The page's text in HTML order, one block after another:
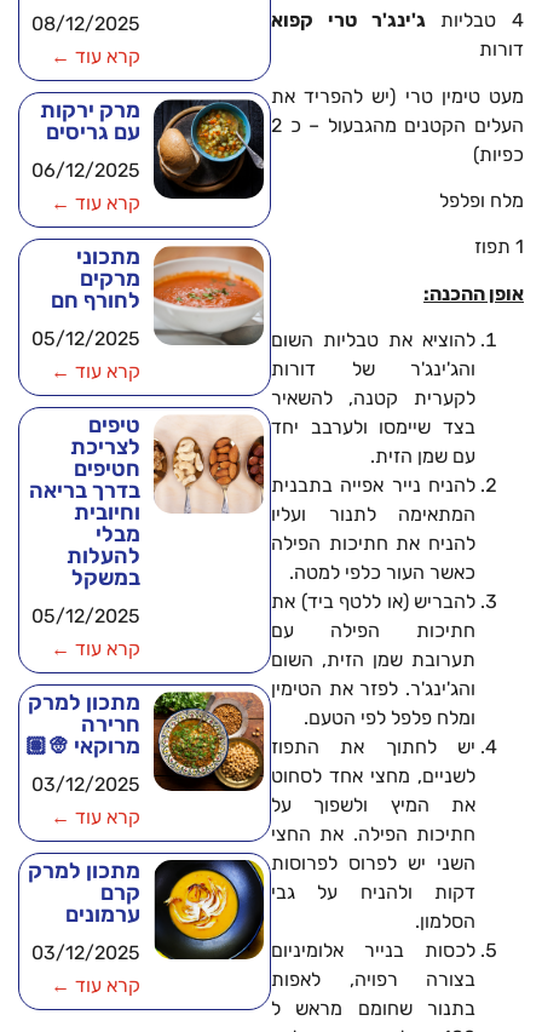
4 טבליות
ג'ינג'ר טרי קפוא
דורות
מעט טימין טרי (יש להפריד את
העלים הקטנים מהגבעול – כ 2
כפיות)
מלח ופלפל
1 תפוז
אופן ההכנה:
להוציא את טבליות השום
והג'ינג'ר של דורות
לקערית קטנה, להשאיר
בצד שיימסו ולערבב יחד
עם שמן הזית.
להניח נייר אפייה בתבנית
המתאימה לתנור ועליו
להניח את חתיכות הפילה
כאשר העור כלפי למטה.
להבריש (או ללטף ביד) את
חתיכות הפילה עם
תערובת שמן הזית, השום
והג'ינג'ר. לפזר את הטימין
ומלח פלפל לפי הטעם.
יש לחתוך את התפוז
לשניים, מחצי אחד לסחוט
את המיץ ולשפוך על
חתיכות הפילה. את החצי
השני יש לפרוס לפרוסות
דקות ולהניח על גבי
הסלמון.
לכסות בנייר אלומיניום
בצורה רפויה, לאפות
בתנור שחומם מראש ל
08/12/2025
קרא עוד ←
מרק ירקות
עם גריסים
06/12/2025
קרא עוד ←
מתכוני
מרקים
לחורף חם
05/12/2025
קרא עוד ←
טיפים
לצריכת
חטיפים
בדרך בריאה
וחיובית
מבלי
להעלות
במשקל
05/12/2025
קרא עוד ←
מתכון למרק
חרירה
מרוקאי 👳🏽
03/12/2025
קרא עוד ←
מתכון למרק
קרם
ערמונים
03/12/2025
קרא עוד ←